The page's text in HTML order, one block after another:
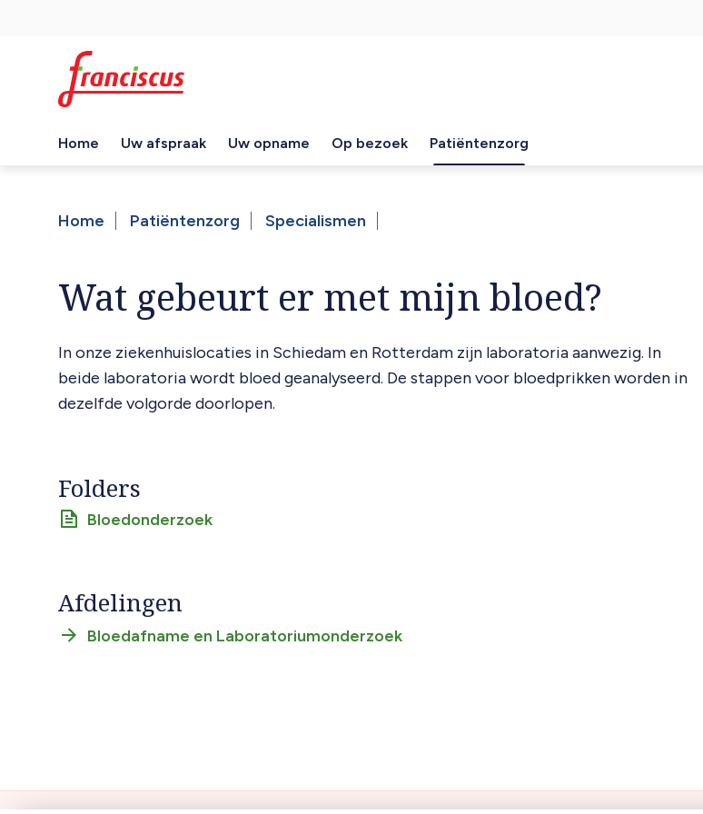
Hoofdnavigatie
Home Uw afspraak Uw opname Op bezoek Patiëntenzorg
navigation
Home Patiëntenzorg Specialismen
Wat gebeurt er met mijn bloed?
In onze ziekenhuislocaties in Schiedam en Rotterdam zijn laboratoria aanwezig. In
beide laboratoria wordt bloed geanalyseerd. De stappen voor bloedprikken worden in
dezelfde volgorde doorlopen.
Folders
Bloedonderzoek
Afdelingen
Bloedafname en Laboratoriumonderzoek